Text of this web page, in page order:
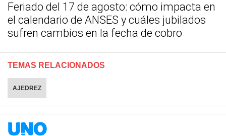
Feriado del 17 de agosto: cómo impacta en
el calendario de ANSES y cuáles jubilados
sufren cambios en la fecha de cobro
TEMAS RELACIONADOS
AJEDREZ